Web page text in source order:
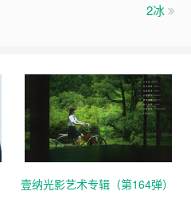
2冰
壹纳光影艺术专辑（第164弹）